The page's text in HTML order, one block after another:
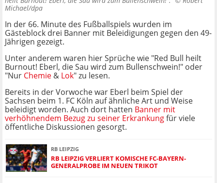
Michael/dpa
In der 66. Minute des Fußballspiels wurden im
Gästeblock drei Banner mit Beleidigungen gegen den 49-
Jährigen gezeigt.
Unter anderem waren hier Sprüche wie "Red Bull heilt
Burnout! Eberl, die Sau wird zum Bullenschwein!" oder
"Nur Chemie & Lok" zu lesen.
Bereits in der Vorwoche war Eberl beim Spiel der
Sachsen beim 1. FC Köln auf ähnliche Art und Weise
beleidigt worden. Auch dort hatten Banner mit
verhöhnendem Bezug zu seiner Erkrankungfür viele
öffentliche Diskussionen gesorgt.
RB LEIPZIG
RB LEIPZIG VERLIERT KOMISCHE FC-BAYERN-
GENERALPROBE IM NEUEN TRIKOT